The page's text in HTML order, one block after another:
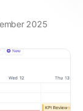
2025